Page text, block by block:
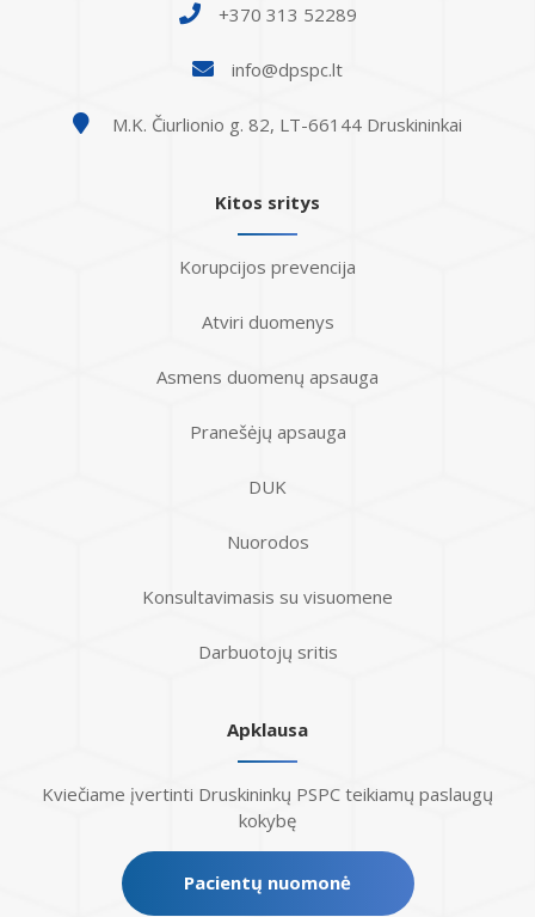
+370 313 52289
info@dpspc.lt
M.K. Čiurlionio g. 82, LT-66144 Druskininkai
Kitos sritys
Korupcijos prevencija
Atviri duomenys
Asmens duomenų apsauga
Pranešėjų apsauga
DUK
Nuorodos
Konsultavimasis su visuomene
Darbuotojų sritis
Apklausa
Kviečiame įvertinti Druskininkų PSPC teikiamų paslaugų
kokybę
Pacientų nuomonė